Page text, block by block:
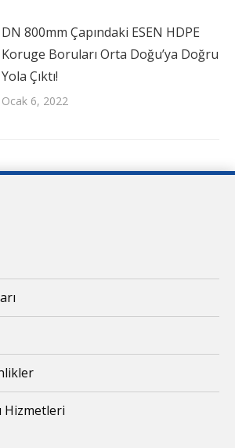
DN 800mm Çapındaki ESEN HDPE
Koruge Boruları Orta Doğu’ya Doğru
Yola Çıktı!
Ocak 6, 2022
Hizmetleri